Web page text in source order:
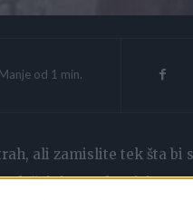
Manje od 1 min.
ali zamislite tek šta bi
slučajnim prolaznicima